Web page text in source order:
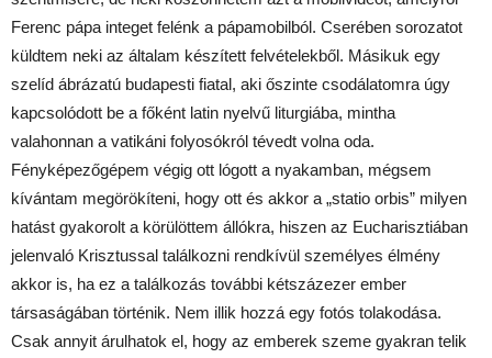
Ferenc pápa integet felénk a pápamobilból. Cserében sorozatot
küldtem neki az általam készített felvételekből. Másikuk egy
szelíd ábrázatú budapesti fiatal, aki őszinte csodálatomra úgy
kapcsolódott be a főként latin nyelvű liturgiába, mintha
valahonnan a vatikáni folyosókról tévedt volna oda.
Fényképezőgépem végig ott lógott a nyakamban, mégsem
kívántam megörökíteni, hogy ott és akkor a „statio orbis” milyen
hatást gyakorolt a körülöttem állókra, hiszen az Eucharisztiában
jelenvaló Krisztussal találkozni rendkívül személyes élmény
akkor is, ha ez a találkozás további kétszázezer ember
társaságában történik. Nem illik hozzá egy fotós tolakodása.
Csak annyit árulhatok el, hogy az emberek szeme gyakran telik